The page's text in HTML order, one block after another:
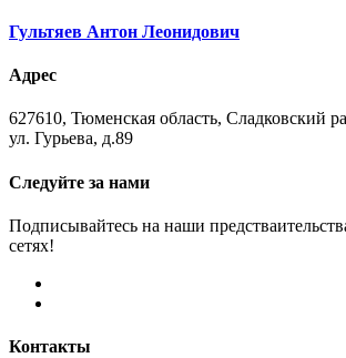
Гультяев Антон Леонидович
Адрес
627610, Тюменская область, Сладковский
ул. Гурьева, д.89
Следуйте за нами
Подписывайтесь на наши
сетях!
Контакты